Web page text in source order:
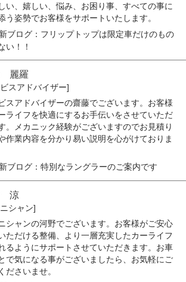
い、嬉しい、悩み、お困り事、すべての事に
う姿勢でお客様をサポートいたします。
ブログ：フリップトップは限定車だけのもの
い！！
麗羅
スアドバイザー]
スアドバイザーの齋藤でございます。お客様
ライフを快適にするお手伝いをさせていただ
。メカニック経験がございますのでお見積り
作業内容を分かり易い説明を心がけておりま
ブログ：特別なラングラーのご案内です
涼
シャン]
シャンの河野でございます。お客様がご安心
ただける整備、より一層充実したカーライフ
るようにサポートさせていただきます。お車
で気になる事がございましたら、お気軽にご
ださいませ。